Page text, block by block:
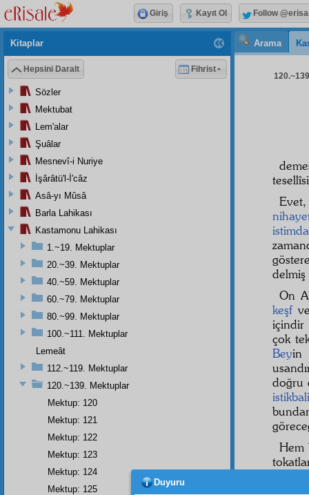
Arama
On
keşf
içindir
çok
Beyin
doğru
Hem
Kitaplar
Hepsini Daralt Fihrist
Sözler
Mektubat
Lem'alar
Şuâlar
Mesnevî-i Nuriye
İşârâtü'l-İ'câz
Asâ-yı Mûsâ
Barla Lahikası
Kastamonu Lahikası
1.~19. Mektuplar
20.~39. Mektuplar
40.~59. Mektuplar
60.~79. Mektuplar
80.~99. Mektuplar
100.~111. Mektuplar
Lemeât
112.~119. Mektuplar
120.~139. Mektuplar
Mektup: 120
Mektup: 121
Mektup: 122
Mektup: 123
Mektup: 124
Mektup: 125
Giriş Kayıt Ol Follow
Duyuru